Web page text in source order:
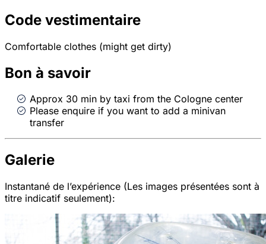
Code vestimentaire
Comfortable clothes (might get dirty)
Bon à savoir
Approx 30 min by taxi from the Cologne center
Please enquire if you want to add a minivan
transfer
Galerie
Instantané de l’expérience (Les images présentées sont à
titre indicatif seulement):